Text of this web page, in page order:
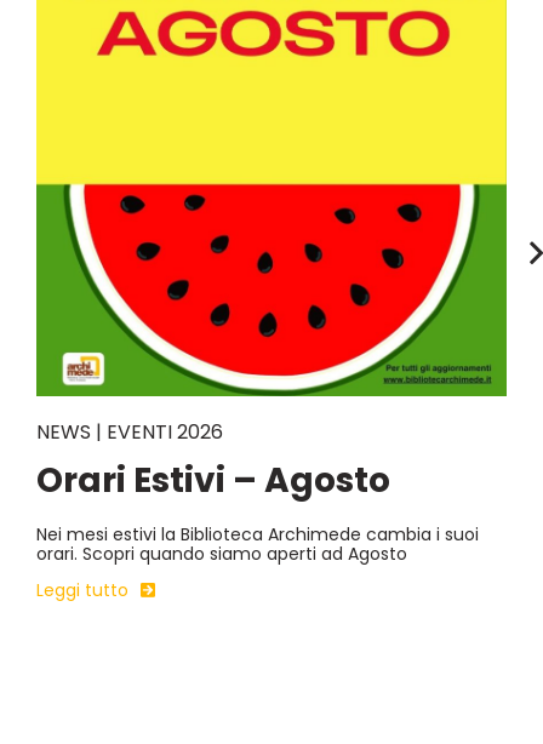
NEWS | EVENTI 2026
Orari Estivi – Agosto
Nei mesi estivi la Biblioteca Archimede cambia i suoi
orari. Scopri quando siamo aperti ad Agosto
Leggi tutto